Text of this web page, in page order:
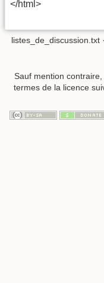
</html>
listes_de_discussion.txt
Sauf mention
termes de la licence